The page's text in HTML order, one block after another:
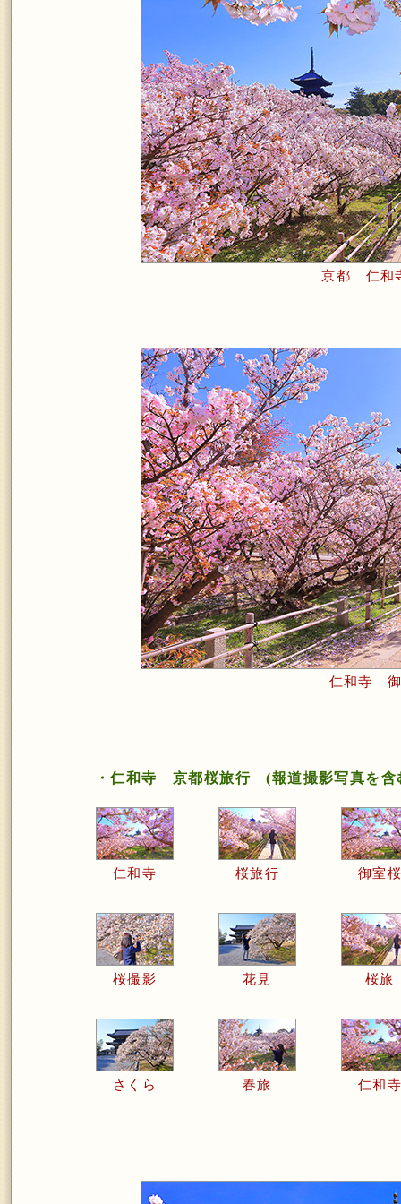
京都 仁
仁和寺
・仁和寺 京都桜旅行 (報道撮影写真を含
仁和寺 桜旅行 御室
桜撮影 花見 桜旅
さくら 春旅 仁和